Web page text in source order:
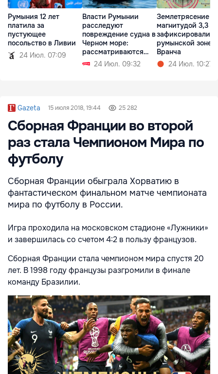
Румыния 12 лет
платила за
пустующее
посольство в Ливии
24 Июл. 07:09
Власти Румынии
расследуют
повреждение судна в
Черном море:
рассматриваются
две версии
24 Июл. 09:32
Землетрясение
магнитудой 3,3
зафиксировали в
румынской зоне
Вранча
24 Июл. 10:27
Gazeta 15 июля 2018, 19:44 25 282
Сборная Франции во второй
раз стала Чемпионом Мира по
футболу
Сборная Франции обыграла Хорватию в
фантастическом финальном матче чемпионата
мира по футболу в России.
Игра проходила на московском стадионе «Лужники»
и завершилась со счетом 4:2 в пользу французов.
Сборная Франции стала чемпионом мира спустя 20
лет. В 1998 году французы разгромили в финале
команду Бразилии.